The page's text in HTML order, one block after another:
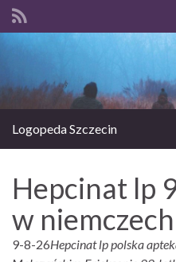
Logopeda Szczecin
Hepcinat lp
w
9-8-26Hepcinat lp polska